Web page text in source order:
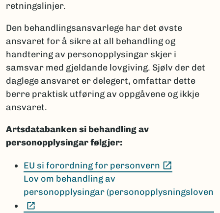
retningslinjer.
Den behandlingsansvarlege har det øvste
ansvaret for å sikre at all behandling og
handtering av personopplysingar skjer i
samsvar med gjeldande lovgiving. Sjølv der det
daglege ansvaret er delegert, omfattar dette
berre praktisk utføring av oppgåvene og ikkje
ansvaret.
Artsdatabanken si behandling av
personopplysingar følgjer:
EU si forordning for personvern
Lov om behandling av
personopplysingar (personopplysningsloven